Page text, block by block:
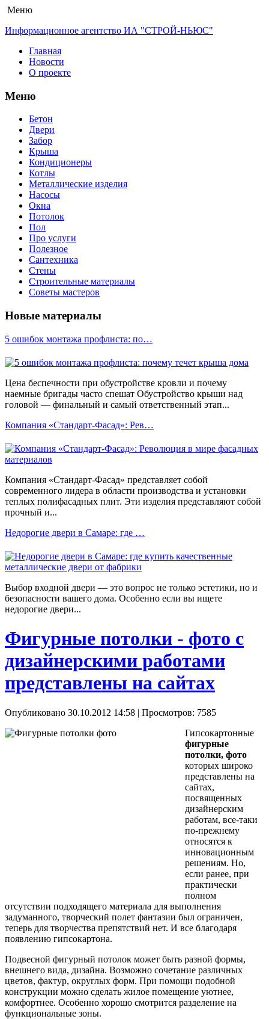
Меню
Информационное агентство ИА "СТРОЙ-НЬЮС"
Главная
Новости
О проекте
Меню
Бетон
Двери
Забор
Крыша
Кондиционеры
Котлы
Металлические изделия
Насосы
Окна
Потолок
Пол
Про услуги
Полезное
Сантехника
Стены
Строительные материалы
Советы мастеров
Новые материалы
5 ошибок монтажа профлиста: по…
Цена беспечности при обустройстве кровли и почему
наемные бригады часто спешат Обустройство крыши над
головой — финальный и самый ответственный этап...
Компания «Стандарт-Фасад»: Рев…
Компания «Стандарт-Фасад» представляет собой
современного лидера в области производства и установки
теплых полифасадных плит. Эти изделия представляют собой
прочный и...
Недорогие двери в Самаре: где …
Выбор входной двери — это вопрос не только эстетики, но и
безопасности вашего дома. Особенно если вы ищете
недорогие двери...
Фигурные потолки - фото с
дизайнерскими работами
представлены на сайтах
Опубликовано 30.10.2012 14:58 | Просмотров: 7585
Гипсокартонные
фигурные
потолки, фото
которых широко
представлены на
сайтах,
посвященных
дизайнерским
работам, все-таки
по-прежнему
относятся к
инновационным
решениям. Но,
если ранее, при
практически
полном
отсутствии подходящего материала для выполнения
задуманного, творческий полет фантазии был ограничен,
теперь для творчества препятствий нет. И все благодаря
появлению гипсокартона.
Подвесной фигурный потолок может быть разной формы,
внешнего вида, дизайна. Возможно сочетание различных
цветов, фактур, округлых форм. При помощи подобной
конструкции можно сделать жилое помещение уютнее,
комфортнее. Особенно хорошо смотрится разделение на
функциональные зоны.